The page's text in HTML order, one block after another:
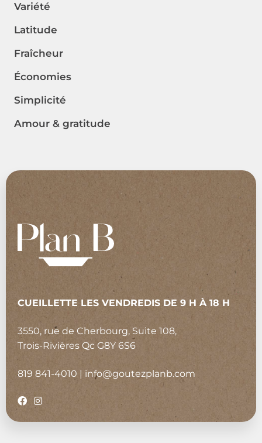
Variété
Latitude
Fraîcheur
Économies
Simplicité
Amour & gratitude
CUEILLETTE LES VENDREDIS DE 9 H À 18 H
3550, rue de Cherbourg, Suite 108,
Trois-Rivières Qc G8Y 6S6
819 841-4010 | info@goutezplanb.com